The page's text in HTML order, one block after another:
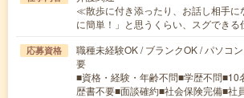
≪散歩に付き添ったり、お話し相手
に簡単！」と思うくらい、スグでき
応募資格
職種未経験OK / ブランクOK / パソコ
要
■資格・経験・年齢不問■学歴不問■10
歴書不要■面談確約■社会保険完備■社